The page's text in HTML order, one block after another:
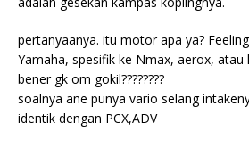
pertanyaanya. itu motor apa ya?
Yamaha, spesifik ke Nmax, aerox, atau
bener gk om gokil????????
soalnya ane punya vario selang
identik dengan PCX,ADV